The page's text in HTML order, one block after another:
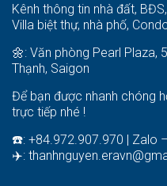
Kênh thông tin nhà đất,
Villa biệt thự, nhà phố,
🌼: Văn phòng Pearl Plaza,
Thạnh, Saigon
Để bạn được nhanh chóng
trực tiếp nhé !
☎️: +84.972.907.970 | Zalo
✈️: